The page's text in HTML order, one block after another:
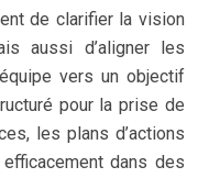
de clarifier la vision
aussi d’aligner les
vers un objectif
pour la prise de
les plans d’actions
dans des